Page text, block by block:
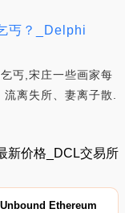
丐？_Delphi
丐,宋庄一些画家每
离失所、妻离子散.
新价格_DCL交易所
Unbound Ethereum